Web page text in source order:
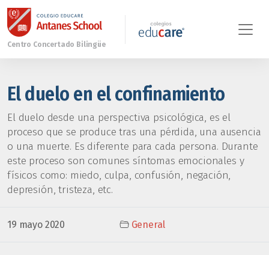
El duelo en el confinamiento
El duelo desde una perspectiva psicológica, es el
proceso que se produce tras una pérdida, una ausencia
o una muerte. Es diferente para cada persona. Durante
este proceso son comunes síntomas emocionales y
físicos como: miedo, culpa, confusión, negación,
depresión, tristeza, etc.
19 mayo 2020 General